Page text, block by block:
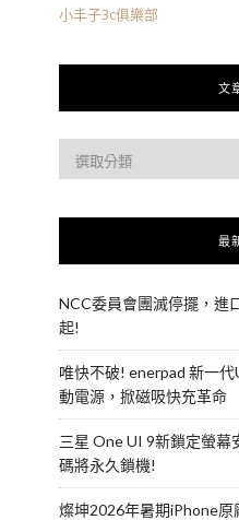
小丰子3c俱樂部
文
最
NCC委員會團滅停擺，進
起!
唯快不破! enerpad 新一
動電源，掀磁吸快充革命
三星 One UI 9新鎖定螢幕
碼將永久鎖機!
燦坤2026年暑期iPhone原